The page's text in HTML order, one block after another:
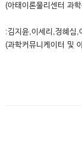
(아태이론물리센터 과
:김지윤,이세리,정혜심,
(과학커뮤니케이터 및